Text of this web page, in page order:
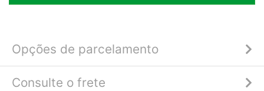
Opções de parcelamento
Consulte o frete